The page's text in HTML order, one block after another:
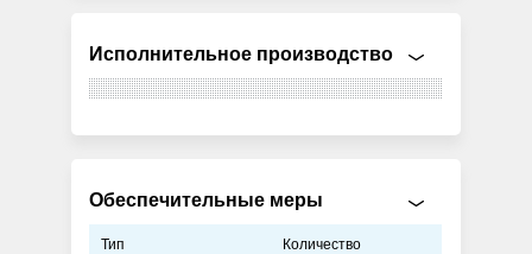
Исполнительное производство
Обеспечительные меры
Тип Количество